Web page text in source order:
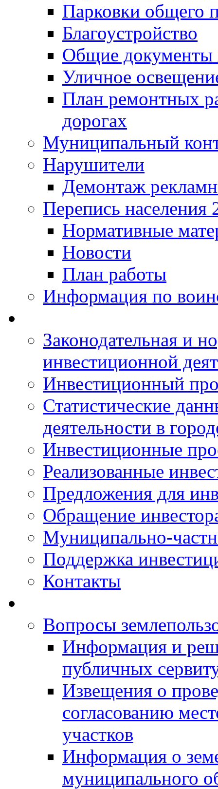
Парковки общего
Благоустройство
Общие
Уличное
План ремонтных
дорогах
Муниципальный
Нарушители
Демонтаж
Перепись населения
Нормативные
Новости
План работы
Информация по
Законодательная и
инвестиционной
Инвестиционный
Статистические
деятельности в
Инвестиционные
Реализованные
Предложения для
Обращение
Муниципально-
Поддержка
Контакты
Вопросы
Информация и
публичных
Извещения о
согласованию
участков
Информация о
муниципального